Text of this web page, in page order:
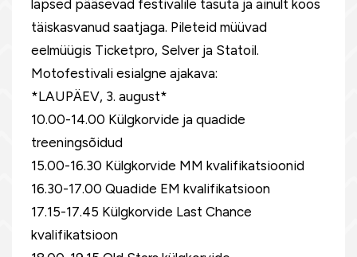
lapsed pääsevad festivalile tasuta ja ainult koos
täiskasvanud saatjaga. Pileteid müüvad
eelmüügis Ticketpro, Selver ja Statoil.
Motofestivali esialgne ajakava:
*LAUPÄEV, 3. august*
10.00-14.00 Külgkorvide ja quadide
treeningsõidud
15.00-16.30 Külgkorvide MM kvalifikatsioonid
16.30-17.00 Quadide EM kvalifikatsioon
17.15-17.45 Külgkorvide Last Chance
kvalifikatsioon